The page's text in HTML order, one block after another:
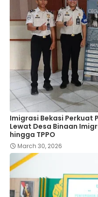
Imigrasi Bekasi Perkuat
Lewat Desa Binaan
hingga TPPO
March 30, 2026